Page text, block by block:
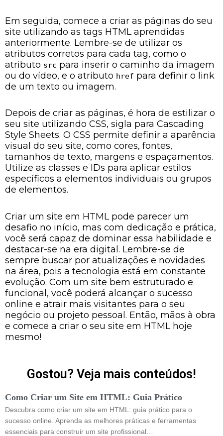
Em seguida, comece a criar as páginas do seu
site utilizando as tags HTML aprendidas
anteriormente. Lembre-se de utilizar os
atributos corretos para cada tag, como o
atributo src para inserir o caminho da imagem
ou do vídeo, e o atributo href para definir o link
de um texto ou imagem.
Depois de criar as páginas, é hora de estilizar o
seu site utilizando CSS, sigla para Cascading
Style Sheets. O CSS permite definir a aparência
visual do seu site, como cores, fontes,
tamanhos de texto, margens e espaçamentos.
Utilize as classes e IDs para aplicar estilos
específicos a elementos individuais ou grupos
de elementos.
Criar um site em HTML pode parecer um
desafio no início, mas com dedicação e prática,
você será capaz de dominar essa habilidade e
destacar-se na era digital. Lembre-se de
sempre buscar por atualizações e novidades
na área, pois a tecnologia está em constante
evolução. Com um site bem estruturado e
funcional, você poderá alcançar o sucesso
online e atrair mais visitantes para o seu
negócio ou projeto pessoal. Então, mãos à obra
e comece a criar o seu site em HTML hoje
mesmo!
Gostou? Veja mais conteúdos!
Como Criar um Site em HTML: Guia Prático
Descubra como criar um site em HTML: guia prático para o
sucesso online. Aprenda as melhores práticas e ferramentas
essenciais para construir um site profissional…